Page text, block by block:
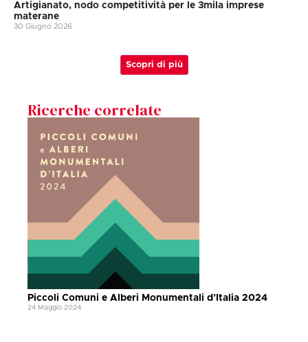
Artigianato, nodo competitività per le 3mila imprese
materane
30 Giugno 2026
Scopri di più
Ricerche correlate
Piccoli Comuni e Alberi Monumentali d’Italia 2024
24 Maggio 2024